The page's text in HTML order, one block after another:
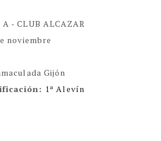
- CLUB ALCAZAR
noviembre
Gijón
: 1ª Alevín